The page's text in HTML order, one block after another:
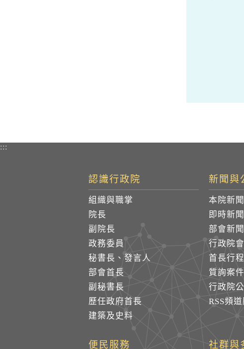
:::
認識行政院
組織與職掌
院長
副院長
政務委員
秘書長、發言人
部會首長
副秘書長
歷任政府首長
建築及史料
新聞與
本院新聞
即時新
部會新聞
行政院
首長行程
質詢案
行政院
RSS頻
便民服務 社群與